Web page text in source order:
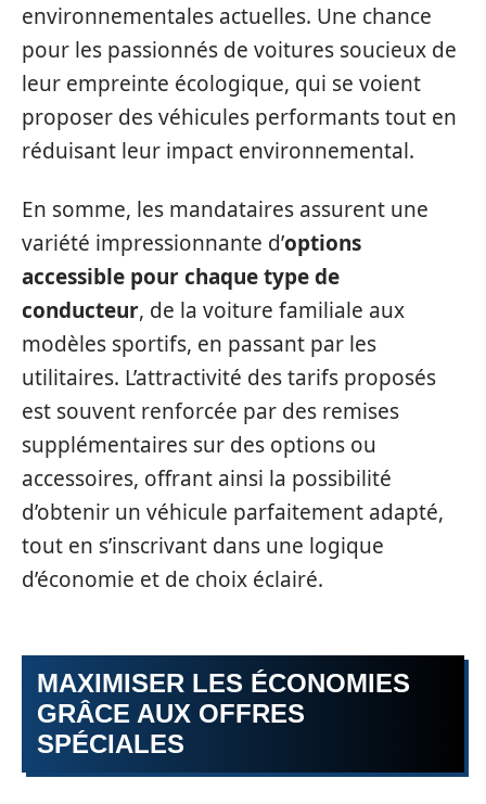
environnementales actuelles. Une chance
pour les passionnés de voitures soucieux de
leur empreinte écologique, qui se voient
proposer des véhicules performants tout en
réduisant leur impact environnemental.
En somme, les mandataires assurent une
variété impressionnante d’options
accessible pour chaque type de
conducteur, de la voiture familiale aux
modèles sportifs, en passant par les
utilitaires. L’attractivité des tarifs proposés
est souvent renforcée par des remises
supplémentaires sur des options ou
accessoires, offrant ainsi la possibilité
d’obtenir un véhicule parfaitement adapté,
tout en s’inscrivant dans une logique
d’économie et de choix éclairé.
MAXIMISER LES ÉCONOMIES
GRÂCE AUX OFFRES
SPÉCIALES